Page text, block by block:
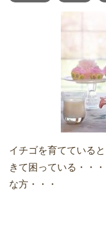
イチゴを育てている
きて困っている・・
な方・・・